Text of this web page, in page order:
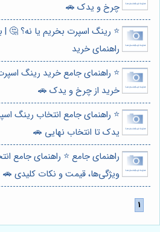
چرخ و یدک 🚗
⭐️ رینگ اسپرت بخریم یا نه؟ 🤔 |
راهنمای خرید
⭐️ راهنمای جامع خرید رینگ
خرید از چرخ و یدک 🚗
⭐️ راهنمای جامع انتخاب رینگ
یدک تا انتخاب نهایی 🚗
راهنمای جامع ⭐️ راهنمای جامع
ویژگی‌ها، قیمت و نکات کلیدی 🚗